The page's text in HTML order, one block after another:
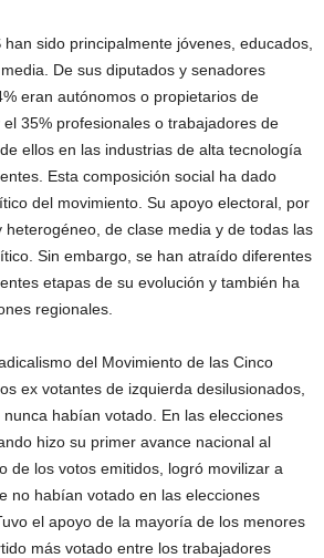
sido principalmente jóvenes, educados,
De sus diputados y senadores
eran autónomos o propietarios de
35% profesionales o trabajadores de
ellos en las industrias de alta tecnología
Esta composición social ha dado
del movimiento. Su apoyo electoral, por
de clase media y de todas las
Sin embargo, se han atraído diferentes
etapas de su evolución y también ha
regionales.
del Movimiento de las Cinco
ex votantes de izquierda desilusionados,
habían votado. En las elecciones
hizo su primer avance nacional al
de los votos emitidos, logró movilizar a
no habían votado en las elecciones
el apoyo de la mayoría de los menores
más votado entre los trabajadores